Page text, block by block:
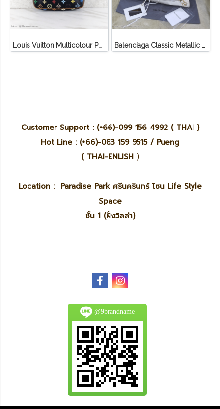
Louis Vuitton Multicolour Pochette Canvas Balenciaga Classic Metallic Edge City Bag
Customer Support : (+66)-099 156 4992 ( THAI )
Hot Line : (+66)-083 159 9515 / Pueng
( THAI-ENLISH )
Location : Paradise Park ศรีนครินทร์ โซน Life Style
Space
ชั้น 1 (ฝั่งวิลล่า)
@9brandname